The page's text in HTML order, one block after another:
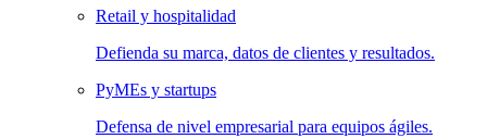
Retail y hospitalidad
Defienda su marca, datos de clientes y resultados.
PyMEs y startups
Defensa de nivel empresarial para equipos ágiles.